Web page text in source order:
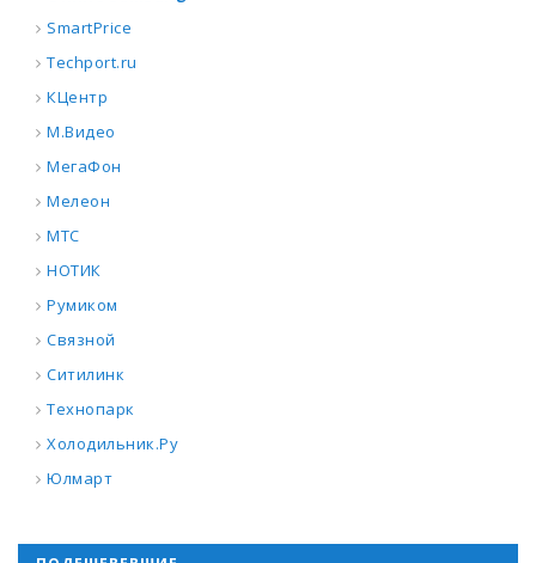
SmartPrice
Techport.ru
КЦентр
М.Видео
МегаФон
Мелеон
МТС
НОТИК
Румиком
Связной
Ситилинк
Технопарк
Холодильник.Ру
Юлмарт